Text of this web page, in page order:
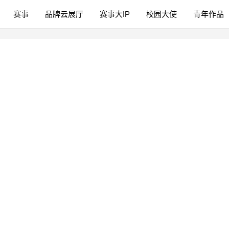
赛事 品牌云展厅 赛事大IP 校园大使 青年作品